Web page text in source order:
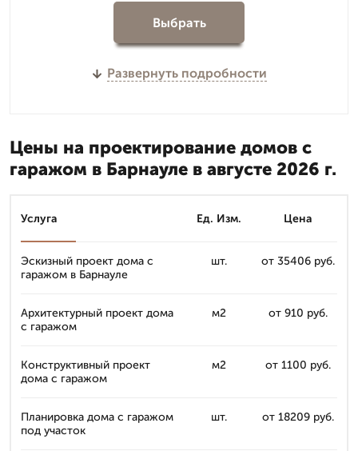
Выбрать
Развернуть подробности
Цены на проектирование домов с
гаражом в Барнауле в августе 2026 г.
Услуга Ед. Изм. Цена
Эскизный проект дома с
гаражом в Барнауле
шт. от 35406 руб.
Архитектурный проект дома
с гаражом
м2 от 910 руб.
Конструктивный проект
дома с гаражом
м2 от 1100 руб.
Планировка дома с гаражом
под участок
шт. от 18209 руб.